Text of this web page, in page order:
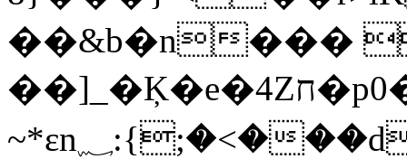
��&b�n���
��]_�Ķ�e�4Zח�p0�t����:�y�X��m�ѵ�����W��e�O������޾��+�DRIE�׊�o���׽�s��Ŗnw܊:'W�����i���UJֿ�?
~*εn؁:{;�<���dF�i�"� �yӕ��$